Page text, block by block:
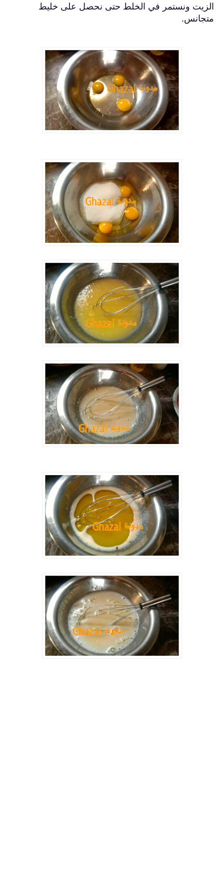
الزيت ونستمر في الخلط حتى نحصل على خليط
متجانس.